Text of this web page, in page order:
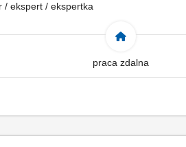
/ ekspert / ekspertka
praca zdalna